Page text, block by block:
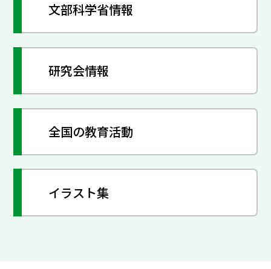
文部科学省情報
研究会情報
全国の教育活動
イラスト集